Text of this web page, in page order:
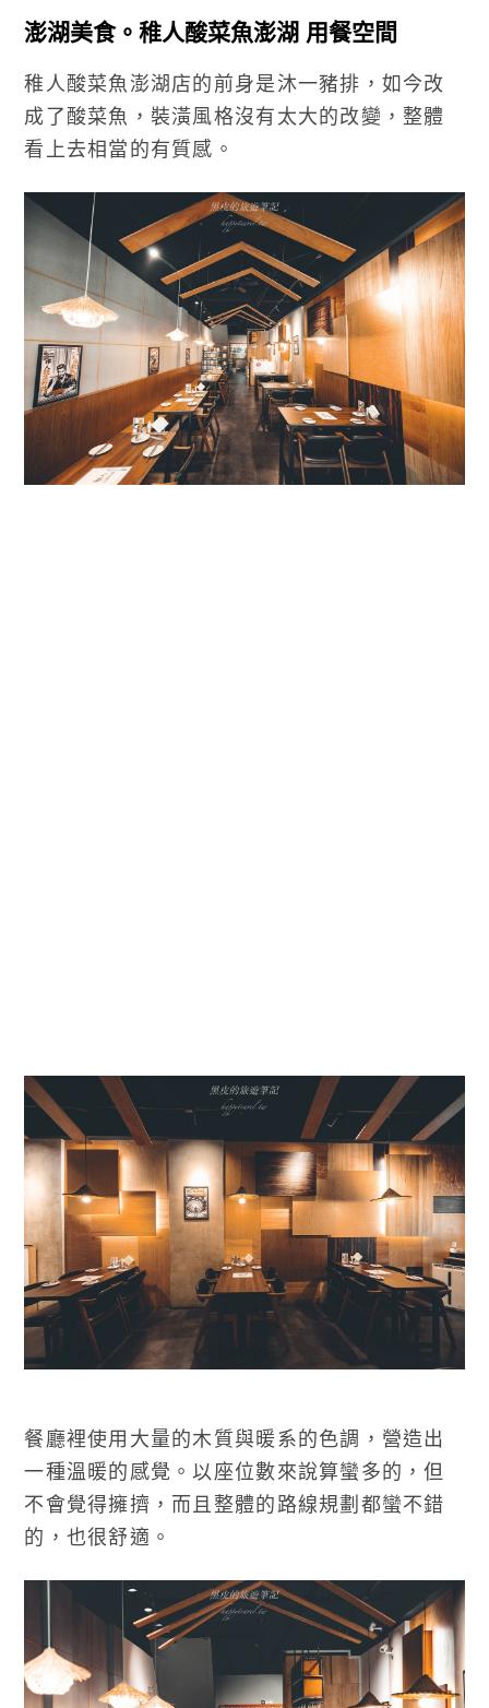
澎湖美食。稚人酸菜魚澎湖 用餐空間
稚人酸菜魚澎湖店的前身是沐一豬排，如今改
成了酸菜魚，裝潢風格沒有太大的改變，整體
看上去相當的有質感。
餐廳裡使用大量的木質與暖系的色調，營造出
一種溫暖的感覺。以座位數來說算蠻多的，但
不會覺得擁擠，而且整體的路線規劃都蠻不錯
的，也很舒適。